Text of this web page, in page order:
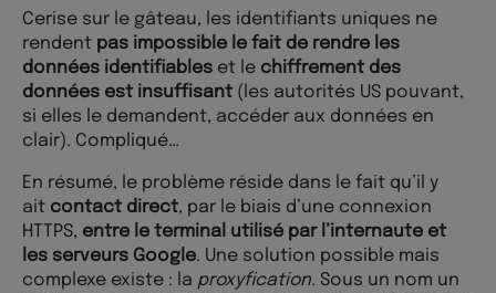
Cerise sur le gâteau, les identifiants uniques ne
rendent pas impossible le fait de rendre les
données identifiables et le chiffrement des
données est insuffisant (les autorités US pouvant,
si elles le demandent, accéder aux données en
clair). Compliqué…
En résumé, le problème réside dans le fait qu’il y
ait contact direct, par le biais d’une connexion
HTTPS, entre le terminal utilisé par l’internaute et
les serveurs Google. Une solution possible mais
complexe existe : la proxyfication. Sous un nom un